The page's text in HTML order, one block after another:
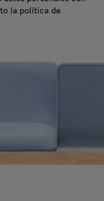
la política de